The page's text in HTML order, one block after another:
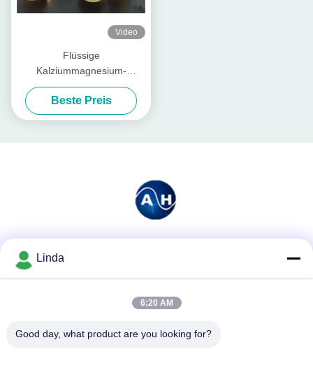
Video
Flüssige
Kalziummagnesium-
Düngemittel-Aminosäure
chelierte
Beste Preis
Linda
6:20 AM
Good day, what product are you looking for?